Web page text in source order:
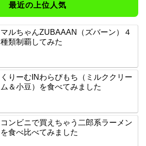
最近の上位人気
マルちゃんZUBAAAN（ズバーン）４
種類制覇してみた
くりーむINわらびもち（ミルククリー
ム＆小豆）を食べてみました
コンビニで買えちゃう二郎系ラーメン
を食べ比べてみました